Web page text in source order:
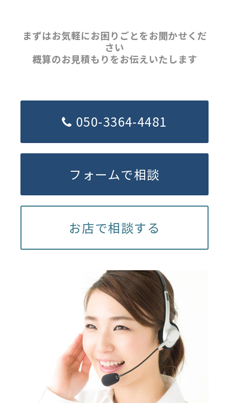
まずはお気軽にお困りごとをお聞かせくだ
さい
概算のお見積もりをお伝えいたします
050-3364-4481
フォームで相談
お店で相談する